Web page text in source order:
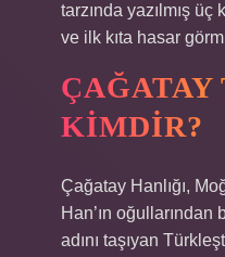
tarzında yazılmış
ve ilk kıta hasar
KIMDIR?
Çağatay Hanlığı,
Han’ın oğullarından
adını taşıyan